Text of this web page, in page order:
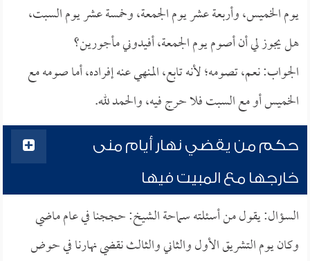
يوم الخميس، وأربعة عشر يوم الجمعة، وخمسة عشر يوم السبت،
هل يجوز لي أن أصوم يوم الجمعة، أفيدوني مأجورين؟
الجواب: نعم، تصومه؛ لأنه تابع، المنهي عنه إفراده، أما صومه مع
الخميس أو مع السبت فلا حرج فيه، والحمد لله.
حكم من يقضي نهار أيام منى
خارجها مع المبيت فيها
السؤال: يقول من أسئلته سماحة الشيخ: حججنا في عام ماضي
وكان يوم التشريق الأول والثاني والثالث نقضي نهارنا في حوض